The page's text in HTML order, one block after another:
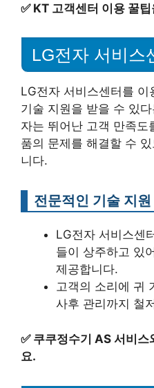
✅ KT 고객센터 이용 꿀
LG전자 서비스
LG전자 서비스센터를
기술 지원을 받을 수 있
자는 뛰어난 고객 만족도
품의 문제를 해결할 수
니다.
전문적인 기술 지원
LG전자 서비스센
들이 상주하고 있
제공합니다.
고객의 소리에 귀
사후 관리까지 철
✅ 쿠쿠정수기 AS 서비스
요.